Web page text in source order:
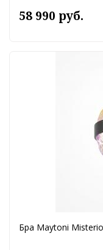
58 990 руб.
Бра Maytoni